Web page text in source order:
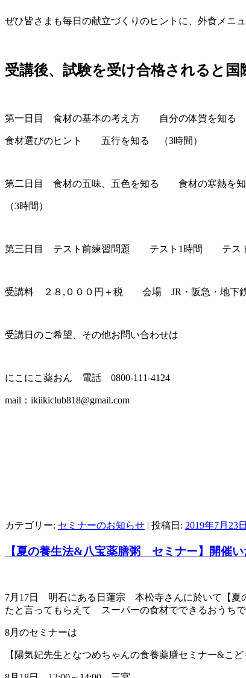
ぜひ皆さまも毎日の献立づくりのヒントに、外食メニ
受講後、試験を受け合格されると
第一日目 食材の基本の考え方 自分の体質を知る
食材選びのヒント 五行を知る （3時間）
第二日目 食材の五味、五色を知る 食材の寒熱
（3時間）
第三日目 テスト前練習問題 テスト1時間 テスト
受講料 ２８,０００円＋税 会場 JR・阪急・地
受講日のご希望、その他お問い合わせは
にこにこ薬おん 電話 0800-111-4124
mail：ikiikiclub818@gmail.com
カテゴリー: セミナーのお知らせ | 投稿日: 2019年7月23日
【夏の養生法&八宝薬膳粥 セミナー】開催い
7月17日 明石にある日蓮宗 本松寺さんに於いて【夏
たと言ってもらえて スーパーの食材でできるおうち
8月のセミナーは
【陽気妃先生となつめちゃんの食養薬膳セミナー&こど